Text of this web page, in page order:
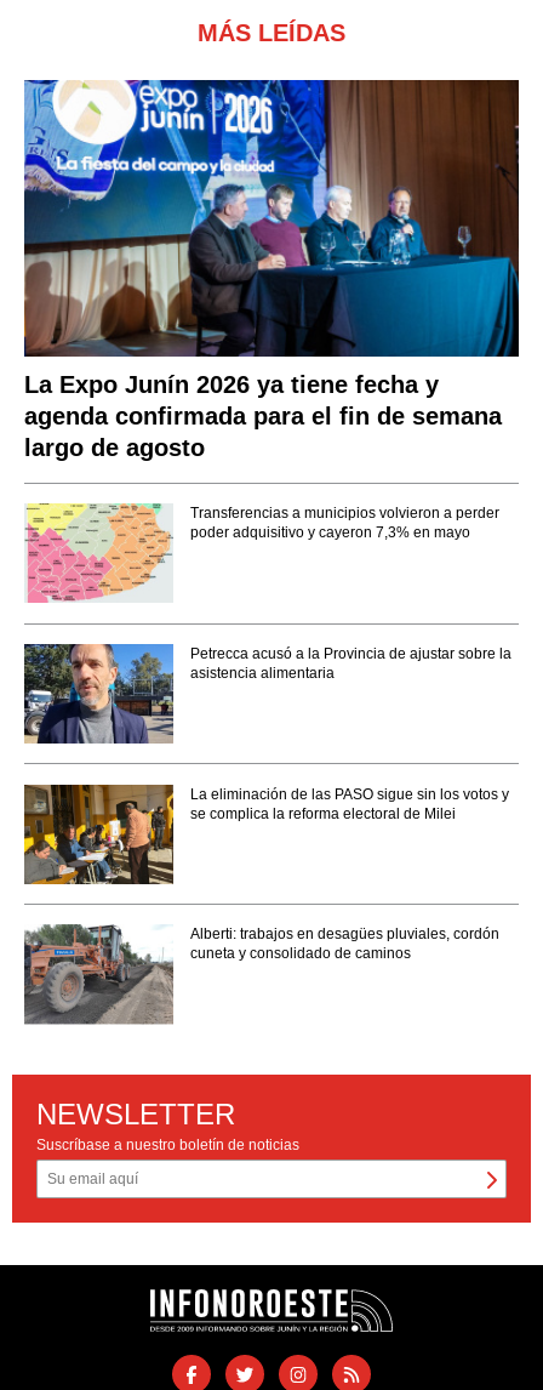
MÁS LEÍDAS
La Expo Junín 2026 ya tiene fecha y
agenda confirmada para el fin de semana
largo de agosto
Transferencias a municipios volvieron a perder
poder adquisitivo y cayeron 7,3% en mayo
Petrecca acusó a la Provincia de ajustar sobre la
asistencia alimentaria
La eliminación de las PASO sigue sin los votos y
se complica la reforma electoral de Milei
Alberti: trabajos en desagües pluviales, cordón
cuneta y consolidado de caminos
NEWSLETTER
Suscríbase a nuestro boletín de noticias